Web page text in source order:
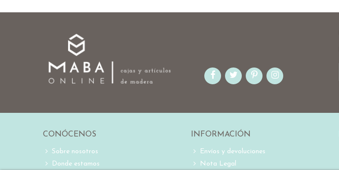
CONÓCENOS
Sobre nosotros
Donde estamos
INFORMACIÓN
Envíos y devoluciones
Nota Legal